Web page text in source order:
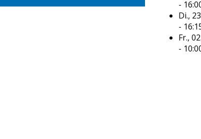
-
Di.,
-
Fr.,
-